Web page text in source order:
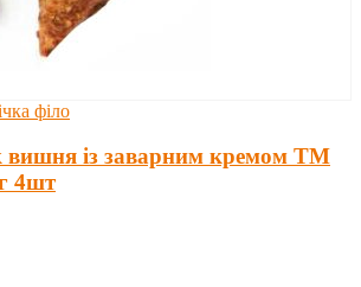
філо
вишня із заварним кремом TM
4шт